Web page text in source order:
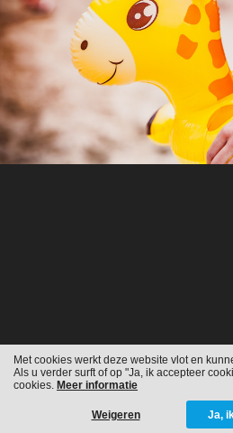
Met cookies werkt deze website vlot en
Als u verder surft of op "Ja, ik accepteer
cookies. Meer informatie
Weigeren Ja,